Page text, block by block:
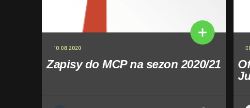
10.08.2020
Zapisy do MCP na sezon 2020/21